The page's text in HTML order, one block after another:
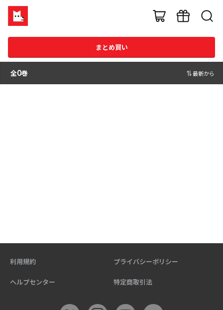
まとめ買い
全0巻 最新から
利用規約 プライバシーポリシー
ヘルプセンター 特定商取引法